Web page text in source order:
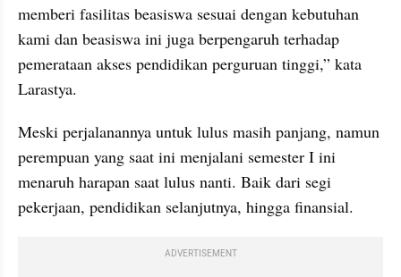
memberi fasilitas beasiswa sesuai dengan kebutuhan
kami dan beasiswa ini juga berpengaruh terhadap
pemerataan akses pendidikan perguruan tinggi,” kata
Larastya.
Meski perjalanannya untuk lulus masih panjang, namun
perempuan yang saat ini menjalani semester I ini
menaruh harapan saat lulus nanti. Baik dari segi
pekerjaan, pendidikan selanjutnya, hingga finansial.
ADVERTISEMENT